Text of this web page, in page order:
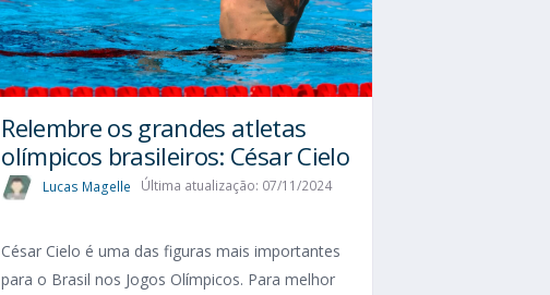
Relembre os grandes atletas
olímpicos brasileiros: César Cielo
Lucas Magelle Última atualização: 07/11/2024
César Cielo é uma das figuras mais importantes
para o Brasil nos Jogos Olímpicos. Para melhor